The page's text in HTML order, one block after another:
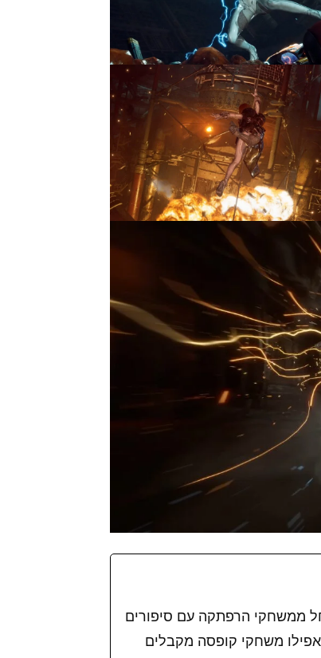
ממשחקי הרפתקה עם סיפורים
משחקי קופסה מקבלים